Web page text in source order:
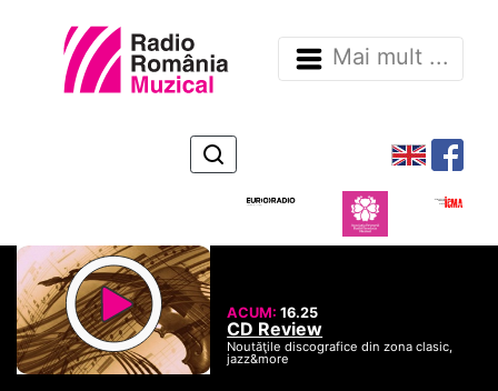
Mai mult ...
ACUM:16.25
CD Review
Noutăţile discografice din zona clasic,
jazz&more